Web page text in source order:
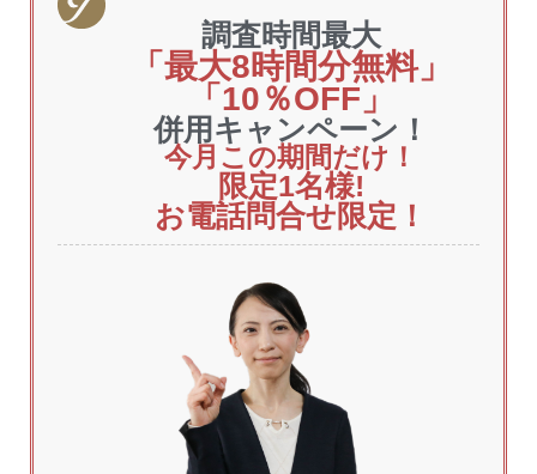
調査時間最大
「最大8時間分無料」
「10％OFF」
併用キャンペーン！
今月この期間だけ！
限定1名様!
お電話問合せ限定！